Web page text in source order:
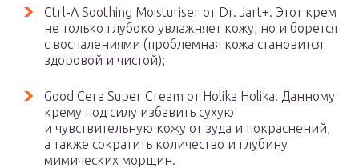
Ctrl-A Soothing Moisturiser от Dr. Jart+. Этот крем
не только глубоко увлажняет кожу, но и борется
с воспалениями (проблемная кожа становится
здоровой и чистой);
Good Cera Super Cream от Holika Holika. Данному
крему под силу избавить сухую
и чувствительную кожу от зуда и покраснений,
а также сократить количество и глубину
мимических морщин.